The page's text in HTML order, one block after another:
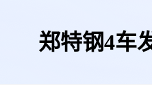
郑特钢4车